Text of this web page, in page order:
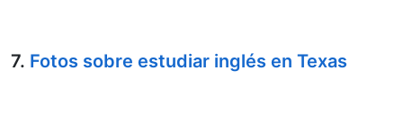
7. Fotos sobre estudiar inglés en Texas